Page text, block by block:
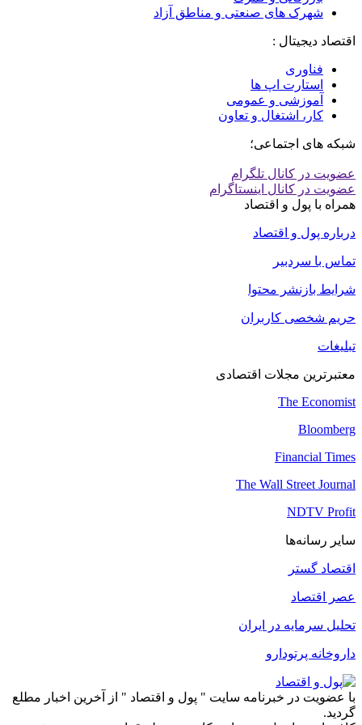
شهرک های صنعتی و مناطق آزاد
اقتصاد دیجیتال :
فناوری
استارت اپ ها
آموزشی و عمومی
کار، اشتغال و تعاون
شبکه های اجتماعی؛
عضویت در کانال تلگرام
عضویت در کانال اینستاگرام
همراه با پول و اقتصاد
درباره پول و اقتصاد
تماس با سردبیر
شرایط بازنشر محتوا
حریم شخصی کاربران
تبلیغات
معتبرترین مجلات اقتصادی
The Economist
Bloomberg
Financial Times
The Wall Street Journal
NDTV Profit
سایر رسانه‌ها
اقتصاد گستر
عصر اقتصاد
تحلیل سرمایه در ایران
داروخانه پرتودارو
با عضویت در خبرنامه سایت " پول و اقتصاد " از آخرین اخبار مطلع
گردید.